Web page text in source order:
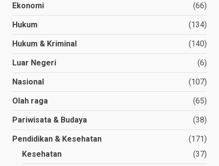
Ekonomi (66)
Hukum (134)
Hukum & Kriminal (140)
Luar Negeri (6)
Nasional (107)
Olah raga (65)
Pariwisata & Budaya (38)
Pendidikan & Kesehatan
(171)
Kesehatan
(37)